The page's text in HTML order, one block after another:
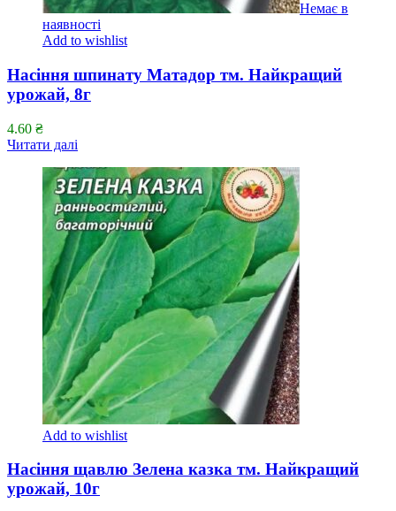
Немає в
наявності
Add to wishlist
Насіння шпинату Матадор тм. Найкращий
урожай, 8г
4.60 ₴
Читати далі
Add to wishlist
Насіння щавлю Зелена казка тм. Найкращий
урожай, 10г